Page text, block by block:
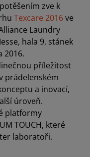
zve k
Texcare 2016ve
Laundry
hala 9, stánek
2016.
příležitost
prádelenském
a inovací,
úroveň.
platformy
TOUCH, které
laboratoři.